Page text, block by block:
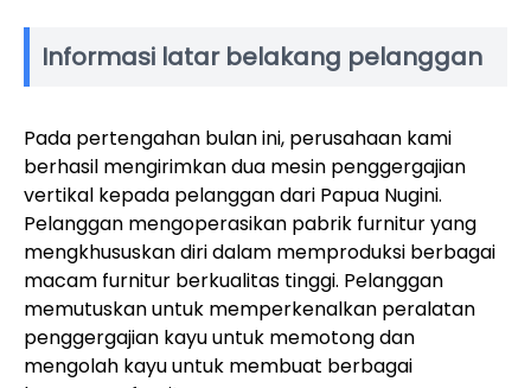
Informasi latar belakang pelanggan
Pada pertengahan bulan ini, perusahaan kami
berhasil mengirimkan dua mesin penggergajian
vertikal kepada pelanggan dari Papua Nugini.
Pelanggan mengoperasikan pabrik furnitur yang
mengkhususkan diri dalam memproduksi berbagai
macam furnitur berkualitas tinggi. Pelanggan
memutuskan untuk memperkenalkan peralatan
penggergajian kayu untuk memotong dan
mengolah kayu untuk membuat berbagai